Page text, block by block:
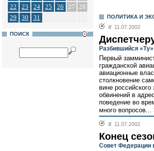
22
23 24 25 26 27 28
29
30 31
ПОИСК
ПОЛИТИКА И
// 11.07.2002
Разбившийся
Первый
гражданской
авиационные
столкновение
вине
обвинений в
поведение во
много вопросов...
// 11.07.2002
Конец
Совет Федерации